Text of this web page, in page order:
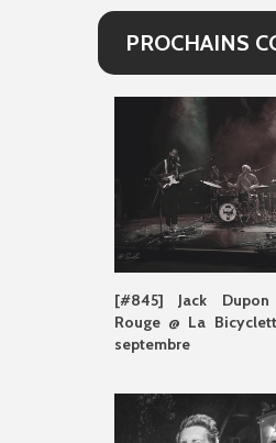
PROCHAINS
[#845] Jack
Rouge @ La
septembre